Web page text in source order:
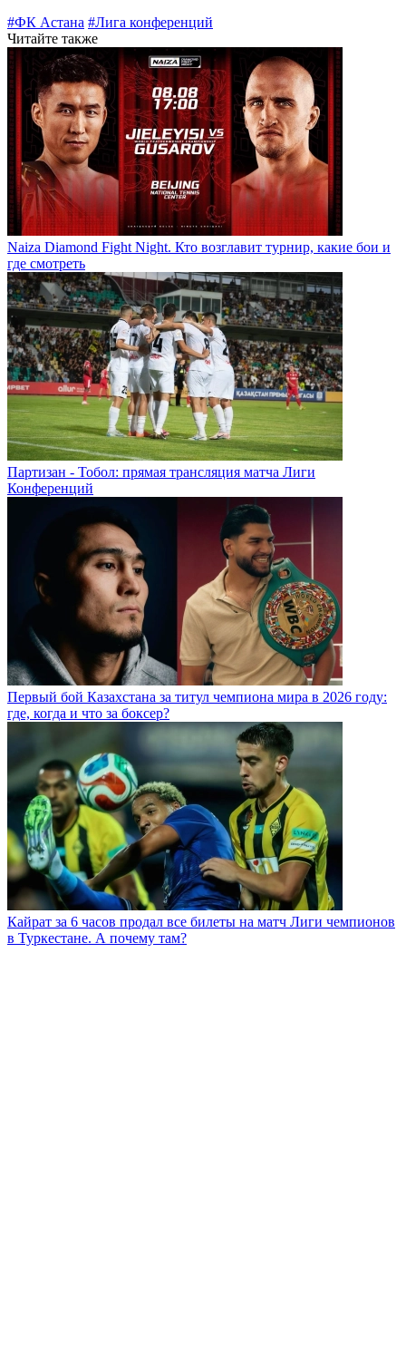
#ФК Астана #Лига конференций
Читайте также
Naiza Diamond Fight Night. Кто возглавит турнир, какие бои и
где смотреть
Партизан - Тобол: прямая трансляция матча Лиги
Конференций
Первый бой Казахстана за титул чемпиона мира в 2026 году:
где, когда и что за боксер?
Кайрат за 6 часов продал все билеты на матч Лиги чемпионов
в Туркестане. А почему там?